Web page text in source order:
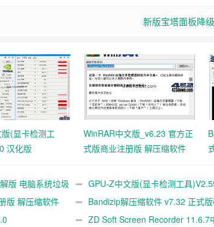
新版宝塔面板降
(显卡检测工
汉化版
WinRAR中文版_v6.23 官方正
式版商业注册版 解压缩软件
版 电脑系统垃圾
GPU-Z中文版(显卡检测工具
版 解压缩软件
Bandizip解压缩软件 v7.32 正式
ZD Soft Screen Recorder 11.6.7